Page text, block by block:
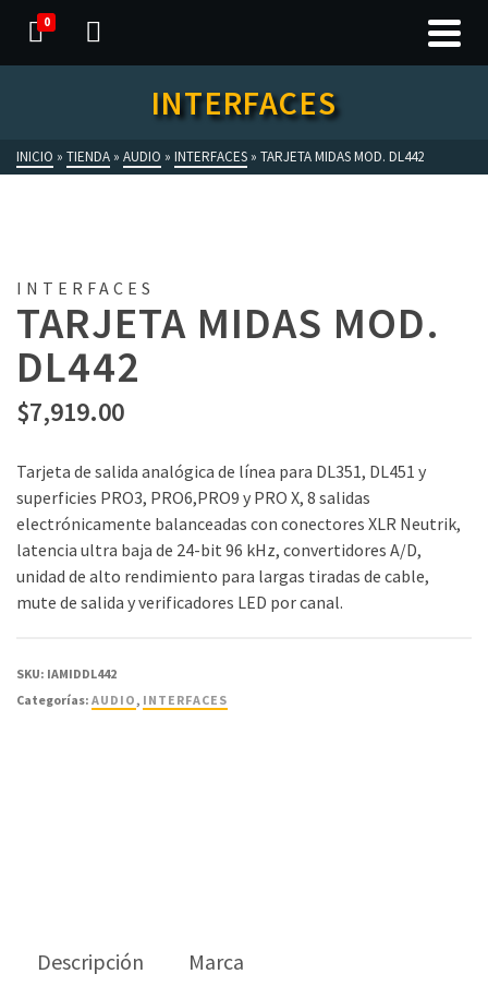
0
INTERFACES
INICIO » TIENDA » AUDIO » INTERFACES » TARJETA MIDAS MOD. DL442
INTERFACES
TARJETA MIDAS MOD.
DL442
$7,919.00
Tarjeta de salida analógica de línea para DL351, DL451 y
superficies PRO3, PRO6,PRO9 y PRO X, 8 salidas
electrónicamente balanceadas con conectores XLR Neutrik,
latencia ultra baja de 24-bit 96 kHz, convertidores A/D,
unidad de alto rendimiento para largas tiradas de cable,
mute de salida y verificadores LED por canal.
SKU: IAMIDDL442
Categorías: AUDIO, INTERFACES
Descripción
Marca